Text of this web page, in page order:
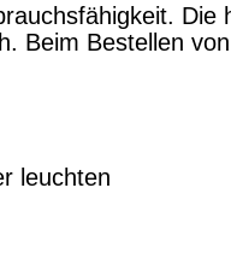
Beim Bestellen
leuchten